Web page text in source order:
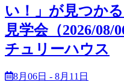
い！」が見つか
見学会（2026/08/
チュリーハウス
8月06日 - 8月11日